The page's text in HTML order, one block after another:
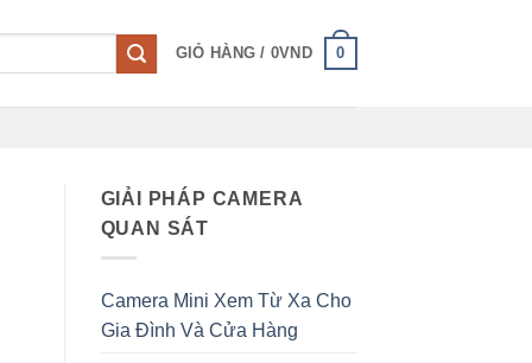
GIỎ HÀNG / 0VND 0
GIẢI PHÁP CAMERA
QUAN SÁT
Camera Mini Xem Từ Xa Cho
Gia Đình Và Cửa Hàng